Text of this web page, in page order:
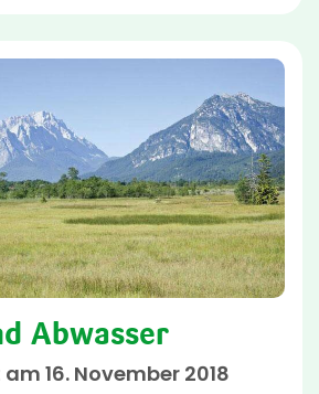
Abwasser
16. November 2018